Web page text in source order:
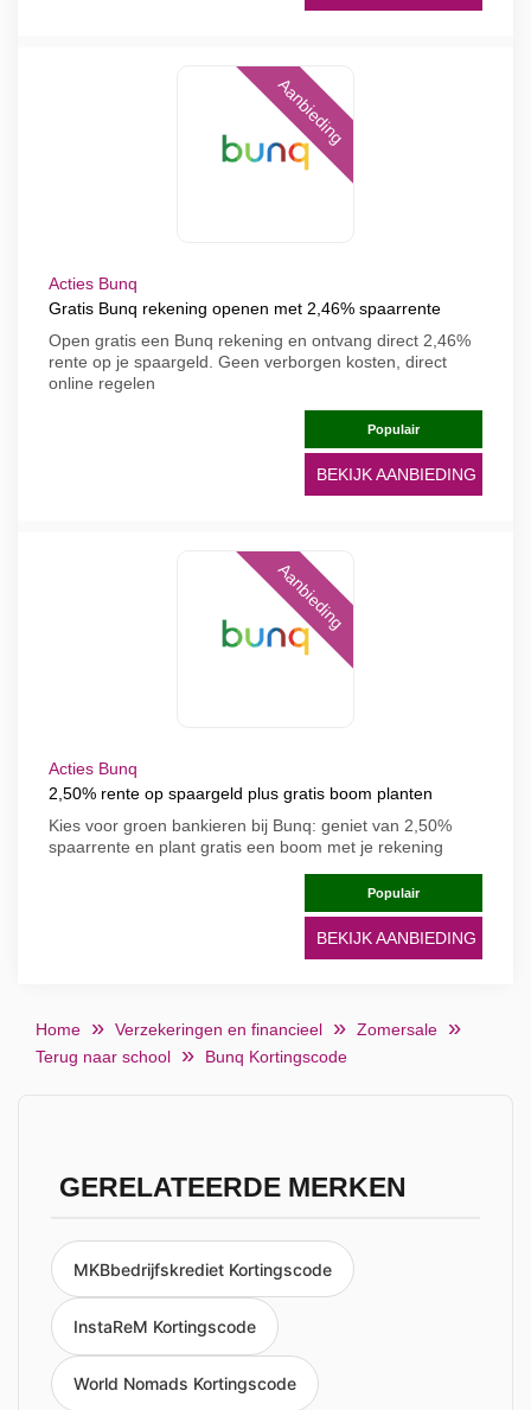
Aanbieding
Acties Bunq
Gratis Bunq rekening openen met 2,46% spaarrente
Open gratis een Bunq rekening en ontvang direct 2,46%
rente op je spaargeld. Geen verborgen kosten, direct
online regelen
Populair
BEKIJK AANBIEDING
Aanbieding
Acties Bunq
2,50% rente op spaargeld plus gratis boom planten
Kies voor groen bankieren bij Bunq: geniet van 2,50%
spaarrente en plant gratis een boom met je rekening
Populair
BEKIJK AANBIEDING
Home Verzekeringen en financieel
Zomersale
Terug naar school
Bunq Kortingscode
GERELATEERDE MERKEN
MKBbedrijfskrediet Kortingscode
InstaReM Kortingscode
World Nomads Kortingscode